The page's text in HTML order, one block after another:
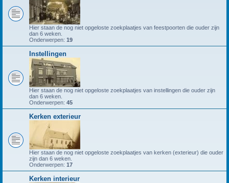
Hier staan de nog niet opgeloste zoekplaatjes van feestpoorten die ouder zijn
dan 6 weken.
Onderwerpen: 19
Instellingen
Hier staan de nog niet opgeloste zoekplaatjes van instellingen die ouder zijn
dan 6 weken.
Onderwerpen: 45
Kerken exterieur
Hier staan de nog niet opgeloste zoekplaatjes van kerken (exterieur) die ouder
zijn dan 6 weken.
Onderwerpen: 17
Kerken interieur